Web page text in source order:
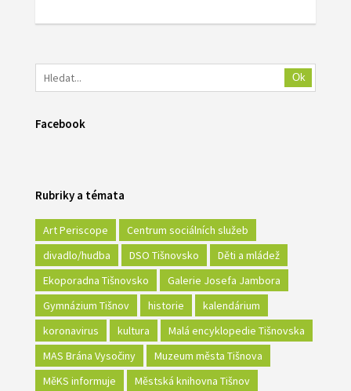
Ok
Facebook
Rubriky a témata
Art Periscope
Centrum sociálních služeb
divadlo/hudba
DSO Tišnovsko
Děti a mládež
Ekoporadna Tišnovsko
Galerie Josefa Jambora
Gymnázium Tišnov
historie
kalendárium
koronavirus
kultura
Malá encyklopedie Tišnovska
MAS Brána Vysočiny
Muzeum města Tišnova
MěKS informuje
Městská knihovna Tišnov